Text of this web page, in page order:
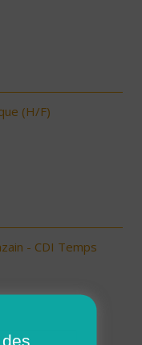
(H/F)
- CDI Temps